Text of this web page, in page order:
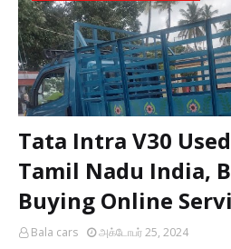
Tata Intra V30
Tamil Nadu India,
Buying Online
Bala cars அக்டோபர் 25, 2024